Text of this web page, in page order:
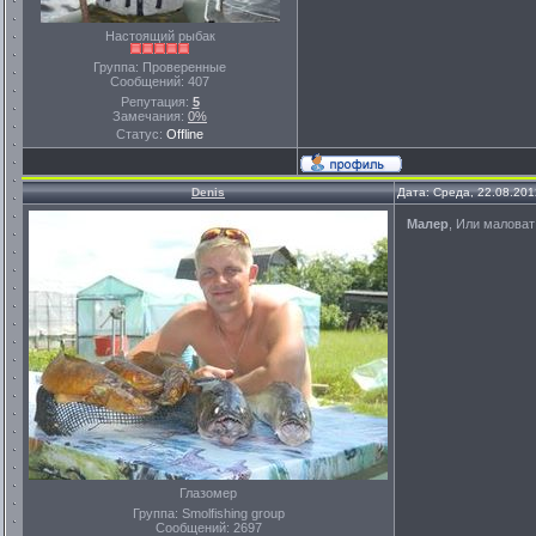
Настоящий рыбак
Группа: Проверенные
Сообщений: 407
Репутация: 5
Замечания: 0%
Статус: Offline
Denis Дата: Среда,
Глазомер
Группа: Smolfishing group
Сообщений: 2697
Малер , Или